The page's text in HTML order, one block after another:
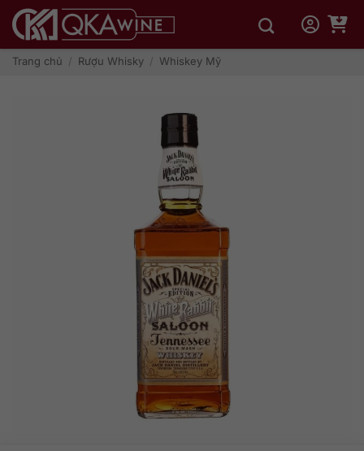
qua
dungTrang chủ / Rượu Whisky / Whiskey Mỹ